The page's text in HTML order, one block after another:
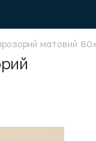
матовий